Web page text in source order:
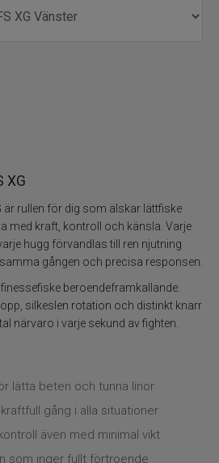
XG
är rullen för dig som älskar lättfiske
med kraft, kontroll och känsla. Varje
hugg förvandlas till ren njutning
gången och precisa responsen.
beroendeframkallande.
silkeslen rotation och distinkt knarr
närvaro i varje sekund av fighten.
lätta beten och tunna linor
gång i alla situationer
även med minimal vikt
som inger fullt förtroende